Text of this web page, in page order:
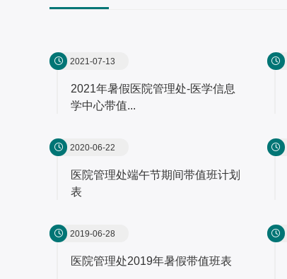
2021-07-13
2021年暑假医院管理处-医学信息
学中心带值...
2020-06-22
医院管理处端午节期间带值班计划
表
2019-06-28
医院管理处2019年暑假带值班表